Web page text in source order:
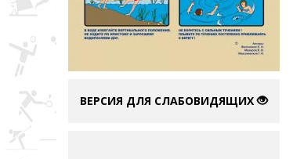
ВЕРСИЯ ДЛЯ СЛАБОВИДЯЩИХ